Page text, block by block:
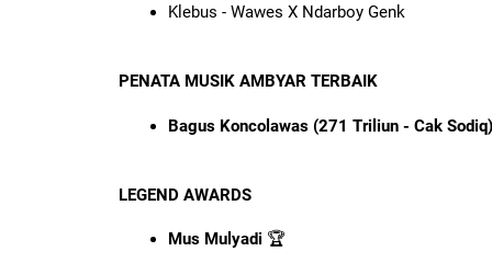
Klebus - Wawes X Ndarboy Genk
PENATA MUSIK AMBYAR TERBAIK
Bagus Koncolawas (271 Triliun - Cak Sodiq)
LEGEND AWARDS
Mus Mulyadi 🏆